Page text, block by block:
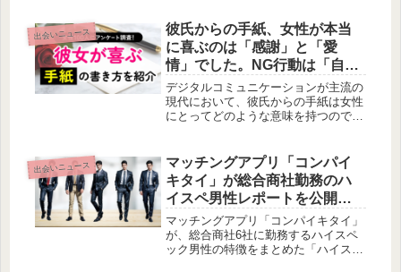
女を対象に行った調査結果を基に、オ
ンライン上の関係性が夫婦に与える影
響や、今後の夫婦関係のあり方につい
て、賢作が考察します。
出会いニュース
彼氏からの手紙、女性が本当
に喜ぶのは「感謝」と「愛
情」でした。NG行動は「自己
陶酔ポエム」？
デジタルコミュニケーションが主流の
現代において、彼氏からの手紙は女性
にとってどのような意味を持つのでし
避けるべきNGポイントを、賢作が考
察します。
出会いニュース
マッチングアプリ「コンパイ
キタイ」が総合商社勤務のハ
イスペ男性レポートを公開：
婚活・転職にも役立つ情報と
は？
マッチングアプリ「コンパイキタイ」
が、総合商社6社に勤務するハイスペ
ック男性の特徴をまとめた「ハイスペ